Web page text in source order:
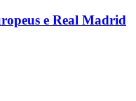
e Real Madrid